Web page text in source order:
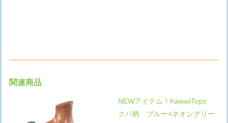
関連商品
NEWアイテム！KawaiiTops
クパ柄 ブルー×ネオングリー